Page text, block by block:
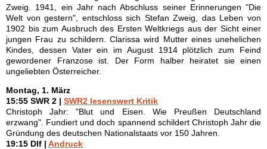
Zweig. 1941, ein Jahr nach Abschluss seiner Erinnerungen "Die
Welt von gestern", entschloss sich Stefan Zweig, das Leben von
1902 bis zum Ausbruch des Ersten Weltkriegs aus der Sicht einer
jungen Frau zu schildern. Clarissa wird Mutter eines unehelichen
Kindes, dessen Vater ein im August 1914 plötzlich zum Feind
gewordener Franzose ist. Der Form halber heiratet sie einen
ungeliebten Österreicher.
Montag, 1. März
15:55 SWR 2 | SWR2 lesenswert Kritik
Christoph Jahr: "Blut und Eisen. Wie Preußen Deutschland
erzwang". Fundiert und doch spannend schildert Christoph Jahr die
Gründung des deutschen Nationalstaats vor 150 Jahren.
19:15 Dlf | Andruck